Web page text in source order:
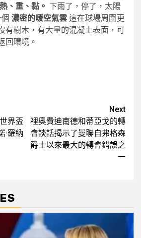
熱、重、黏。 下雨了，停了，太陽
濃密的暖空氣雲 這在球場周圍更
有樹木，有大量的混凝土表面，可
回環境。
界盃
·羅納
Next
裡奧費迪南德和蒂亞戈的轉
會談話揭示了曼聯自弗格森
爵士以來最大的轉會錯誤之
一